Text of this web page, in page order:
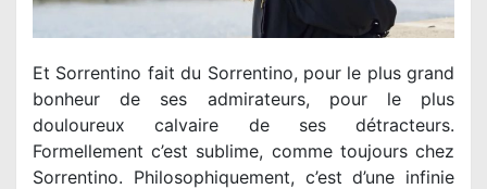
Et Sorrentino fait du Sorrentino, pour le plus grand
bonheur de ses admirateurs, pour le plus
douloureux calvaire de ses détracteurs.
Formellement c’est sublime, comme toujours chez
Sorrentino. Philosophiquement, c’est d’une infinie